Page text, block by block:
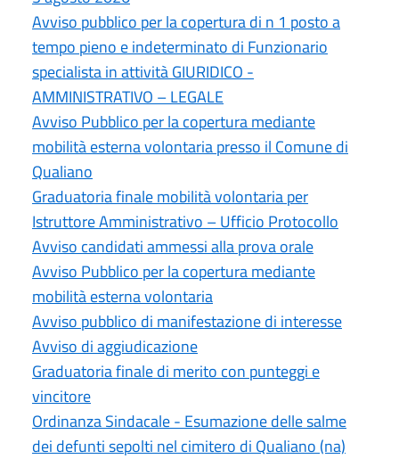
Avviso pubblico per la copertura di n 1 posto a
tempo pieno e indeterminato di Funzionario
specialista in attività GIURIDICO -
AMMINISTRATIVO – LEGALE
Avviso Pubblico per la copertura mediante
mobilità esterna volontaria presso il Comune di
Qualiano
Graduatoria finale mobilità volontaria per
Istruttore Amministrativo – Ufficio Protocollo
Avviso candidati ammessi alla prova orale
Avviso Pubblico per la copertura mediante
mobilità esterna volontaria
Avviso pubblico di manifestazione di interesse
Avviso di aggiudicazione
Graduatoria finale di merito con punteggi e
vincitore
Ordinanza Sindacale - Esumazione delle salme
dei defunti sepolti nel cimitero di Qualiano (na)